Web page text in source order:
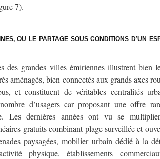
7).
OU LE PARTAGE SOUS CONDITIONS D’UN
des grandes villes émiriennes illustrent bien
aménagés, bien connectés aux grands axes
et constituent de véritables centralités
d’usagers car proposant une offre
Les dernières années ont vu se
gratuits combinant plage surveillée et
paysagées, mobilier urbain dédié à la
physique, établissements